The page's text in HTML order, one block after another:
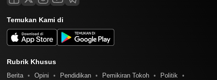
Temukan Kami di
Rubrik Khusus
Berita Opini Pendidikan Pemikiran Tokoh
Politik